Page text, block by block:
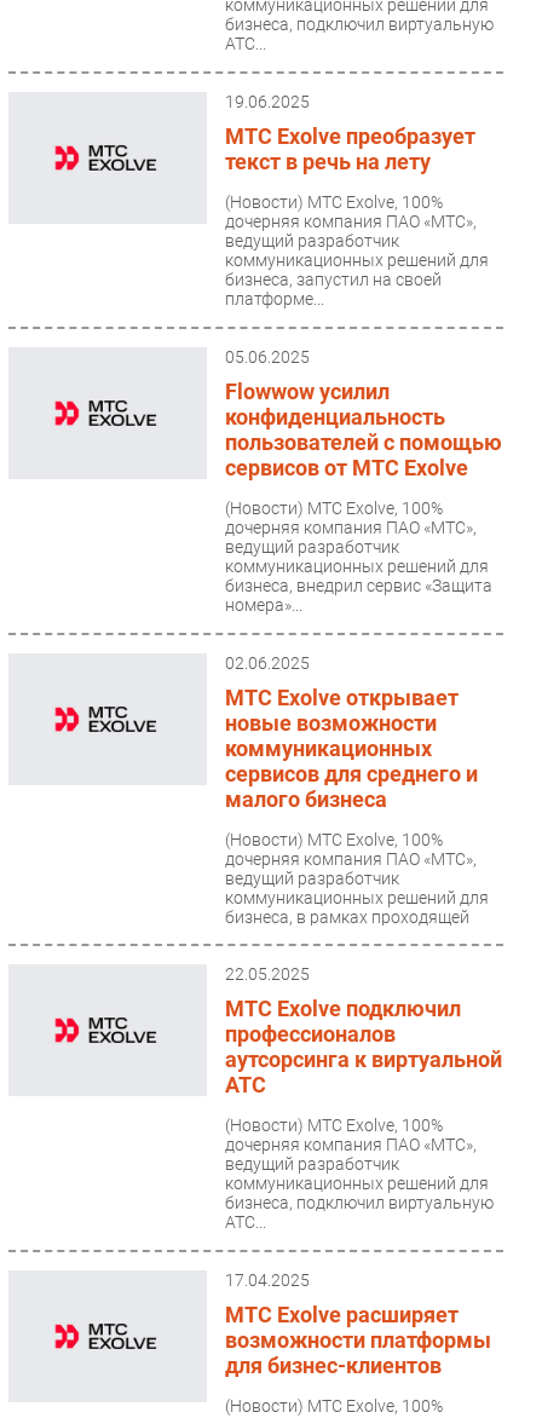
коммуникационных решений для
бизнеса, подключил виртуальную
АТС...
19.06.2025
МТС Exolve преобразует
текст в речь на лету
(Новости) МТС Exolve, 100%
дочерняя компания ПАО «МТС»,
ведущий разработчик
коммуникационных решений для
бизнеса, запустил на своей
платформе...
05.06.2025
Flowwow усилил
конфиденциальность
пользователей с помощью
сервисов от МТС Exolve
(Новости) МТС Exolve, 100%
дочерняя компания ПАО «МТС»,
ведущий разработчик
коммуникационных решений для
бизнеса, внедрил сервис «Защита
номера»...
02.06.2025
МТС Exolve открывает
новые возможности
коммуникационных
сервисов для среднего и
малого бизнеса
(Новости) МТС Exolve, 100%
дочерняя компания ПАО «МТС»,
ведущий разработчик
коммуникационных решений для
бизнеса, в рамках проходящей
22.05.2025
МТС Exolve подключил
профессионалов
аутсорсинга к виртуальной
АТС
(Новости) МТС Exolve, 100%
дочерняя компания ПАО «МТС»,
ведущий разработчик
коммуникационных решений для
бизнеса, подключил виртуальную
АТС...
17.04.2025
МТС Exolve расширяет
возможности платформы
для бизнес-клиентов
(Новости) МТС Exolve, 100%